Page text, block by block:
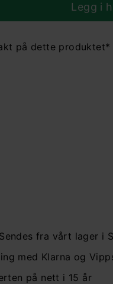
Legg i
på dette produktet*
fra vårt lager i
med Klarna og
på nett i 15 år